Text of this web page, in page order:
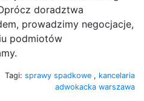
doradztwa
prowadzimy negocjacje,
podmiotów
Tagi: sprawy spadkowe , kancelaria
adwokacka warszawa